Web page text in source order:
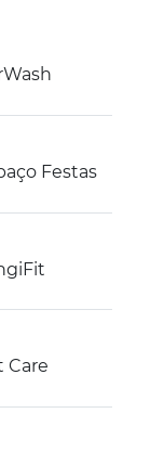
Festas
Care